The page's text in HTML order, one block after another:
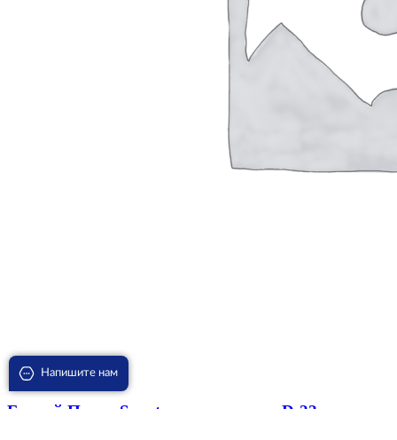
Бонсай Пинус S — type в керамике D-22
Напишите нам